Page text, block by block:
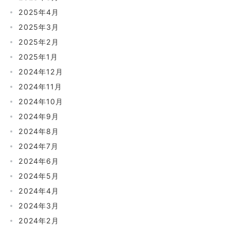
2025年4月
2025年3月
2025年2月
2025年1月
2024年12月
2024年11月
2024年10月
2024年9月
2024年8月
2024年7月
2024年6月
2024年5月
2024年4月
2024年3月
2024年2月